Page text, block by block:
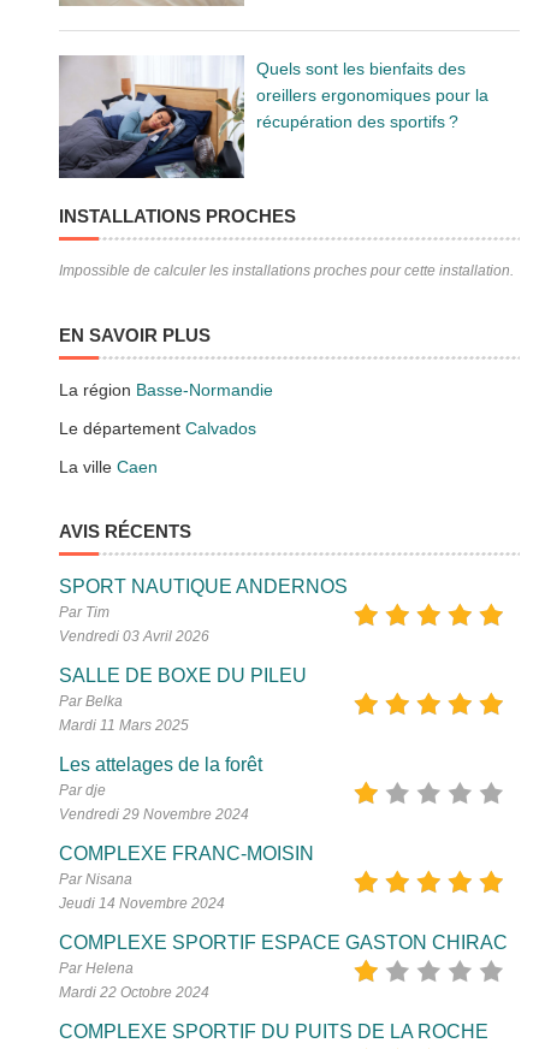
Quels sont les bienfaits des
oreillers ergonomiques pour la
récupération des sportifs ?
INSTALLATIONS PROCHES
Impossible de calculer les installations proches pour cette installation.
EN SAVOIR PLUS
La région Basse-Normandie
Le départementCalvados
La villeCaen
AVIS RÉCENTS
SPORT NAUTIQUE ANDERNOS
Par Tim
Vendredi 03 Avril 2026
SALLE DE BOXE DU PILEU
Par Belka
Mardi 11 Mars 2025
Les attelages de la forêt
Par dje
Vendredi 29 Novembre 2024
COMPLEXE FRANC-MOISIN
Par Nisana
Jeudi 14 Novembre 2024
COMPLEXE SPORTIF ESPACE GASTON CHIRAC
Par Helena
Mardi 22 Octobre 2024
COMPLEXE SPORTIF DU PUITS DE LA ROCHE